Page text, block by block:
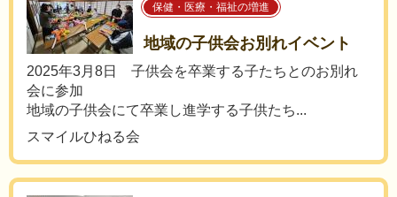
保健・医療・福祉の増進
地域の子供会お別れイベント
2025年3月8日 子供会を卒業する子たちとのお別れ
会に参加
地域の子供会にて卒業し進学する子供たち...
スマイルひねる会